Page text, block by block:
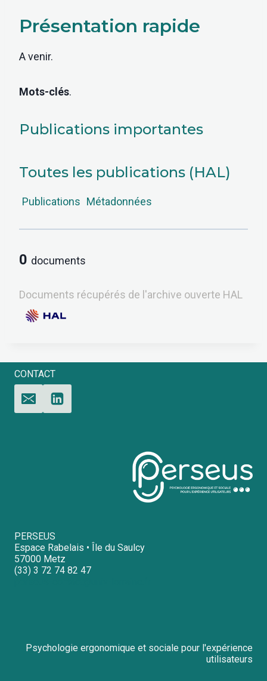
Présentation rapide
A venir.
Mots-clés.
Publications importantes
Toutes les publications (HAL)
Publications Métadonnées
0 documents
Documents récupérés de l'archive ouverte HAL
CONTACT
PERSEUS
Espace Rabelais • Île du Saulcy
57000 Metz
(33) 3 72 74 82 47
Psychologie ergonomique et sociale pour l'expérience
utilisateurs